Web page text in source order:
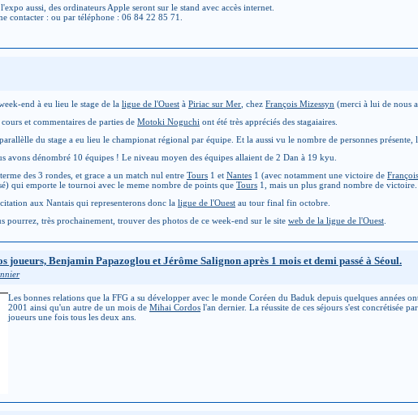
aussi, des ordinateurs Apple seront sur le stand avec accès internet.
contacter : ou par téléphone : 06 84 22 85 71.
end à eu lieu le stage de la ligue de l'Ouest à Piriac sur Mer , chez François Mizessyn (merci à lui de nous
cours et commentaires de parties de Motoki Noguchi ont été très appréciés des stagaiaires.
du stage a eu lieu le championat régional par équipe. Et la aussi vu le nombre de personnes présente,
avons dénombré 10 équipes ! Le niveau moyen des équipes allaient de 2 Dan à 19 kyu.
des 3 rondes, et grace a un match nul entre Tours 1 et Nantes 1 (avec notamment une victoire de
qui emporte le tournoi avec le meme nombre de points que Tours 1, mais un plus grand nombre de victoire.
aux Nantais qui representerons donc la ligue de l'Ouest au tour final fin octobre.
pourrez, très prochainement, trouver des photos de ce week-end sur le site web de la ligue de l'Ouest
joueurs, Benjamin Papazoglou et Jérôme Salignon après 1 mois et demi passé à Séoul.
Les bonnes relations que la FFG a su développer avec le monde Coréen du Baduk depuis quelques années
2001 ainsi qu'un autre de un mois de Mihai Cordos l'an dernier. La réussite de ces séjours s'est concrétisée
joueurs une fois tous les deux ans.